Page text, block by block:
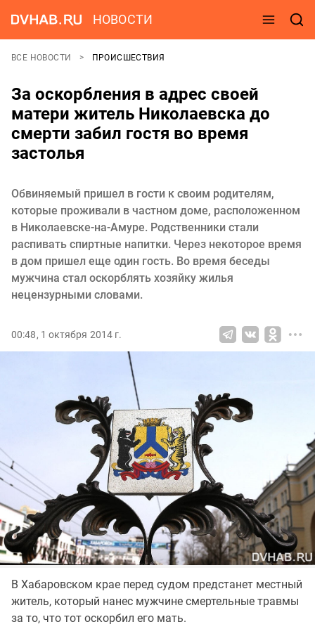
НОВОСТИ
ВСЕ НОВОСТИ ПРОИСШЕСТВИЯ
За оскорбления в адрес своей
матери житель Николаевска до
смерти забил гостя во время
застолья
Обвиняемый пришел в гости к своим родителям,
которые проживали в частном доме, расположенном
в Николаевске-на-Амуре. Родственники стали
распивать спиртные напитки. Через некоторое время
в дом пришел еще один гость. Во время беседы
мужчина стал оскорблять хозяйку жилья
нецензурными словами.
00:48, 1 октября 2014 г.
В Хабаровском крае перед судом предстанет местный
житель, который нанес мужчине смертельные травмы
за то, что тот оскорбил его мать.